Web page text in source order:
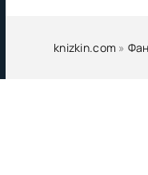
knizkin.com »